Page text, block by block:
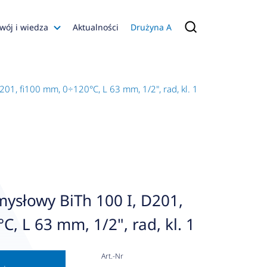
i wiedza
Konfiguratory
Aktualności Drużyna A
fi100 mm, 0÷120°C, L 63 mm, 1/2", rad, kl. 1
BiTh 100 I, D201,
L 63 mm, 1/2", rad, kl. 1
Art.-Nr